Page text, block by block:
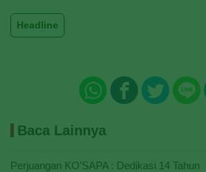
Headline
Baca Lainnya
Perjuangan KO’SAPA : Dedikasi 14 Tahun